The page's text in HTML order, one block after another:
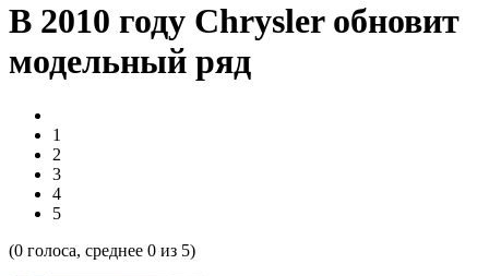
В 2010 году Chrysler обновит
модельный ряд
1
2
3
4
5
(0 голоса, среднее 0 из 5)